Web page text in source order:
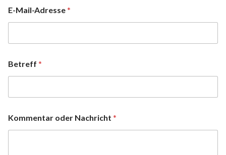
E-Mail-Adresse*
Betreff *
Kommentar oder Nachricht *